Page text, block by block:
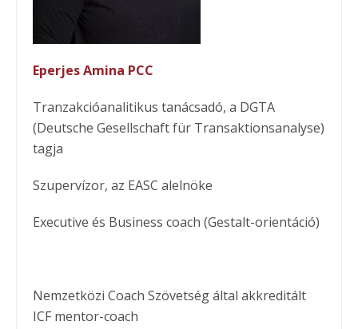
Eperjes Amina PCC
Tranzakcióanalitikus tanácsadó, a DGTA
(Deutsche Gesellschaft für Transaktionsanalyse)
tagja
Szupervízor, az EASC alelnöke
Executive és Business coach (Gestalt-orientáció)
Nemzetközi Coach Szövetség által akkreditált
ICF mentor-coach